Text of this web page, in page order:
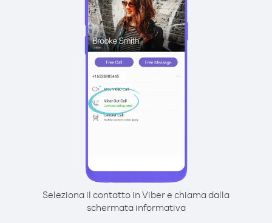
Seleziona il contatto in Viber e chiama dalla
schermata informativa